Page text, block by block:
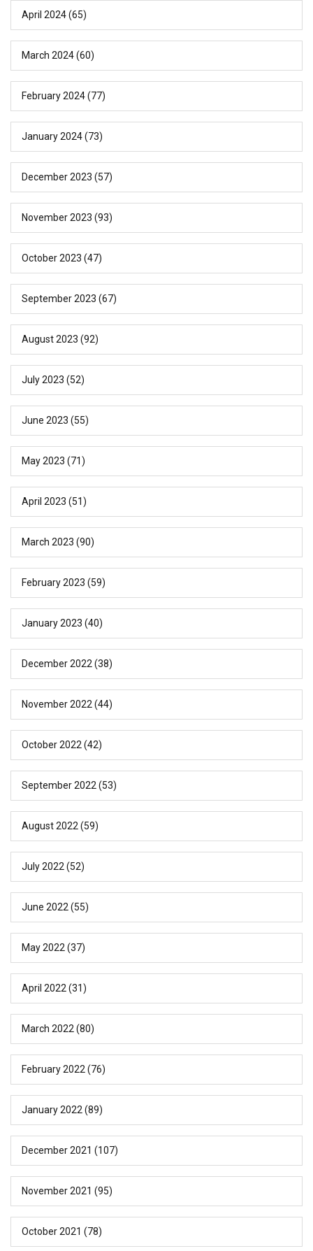
April 2024(65)
March 2024(60)
February 2024(77)
January 2024(73)
December 2023 (57)
November 2023 (93)
October 2023 (47)
September 2023 (67)
August 2023 (92)
July 2023 (52)
June 2023 (55)
May 2023 (71)
April 2023 (51)
March 2023 (90)
February 2023 (59)
January 2023 (40)
December 2022 (38)
November 2022 (44)
October 2022 (42)
September 2022 (53)
August 2022 (59)
July 2022 (52)
June 2022 (55)
May 2022 (37)
April 2022 (31)
March 2022 (80)
February 2022 (76)
January 2022 (89)
December 2021 (107)
November 2021 (95)
October 2021 (78)